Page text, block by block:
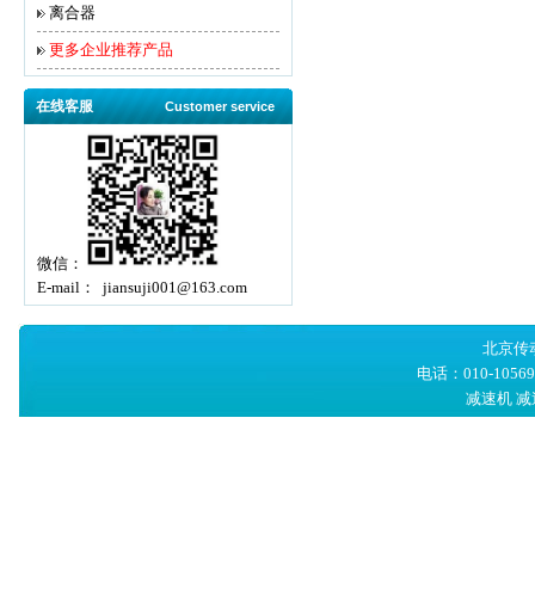
离合器
更多企业推荐产品
Customer service
在线客服
微信：
E-mail： jiansuji001@163.com
北京传
电话：010-
减速机 减